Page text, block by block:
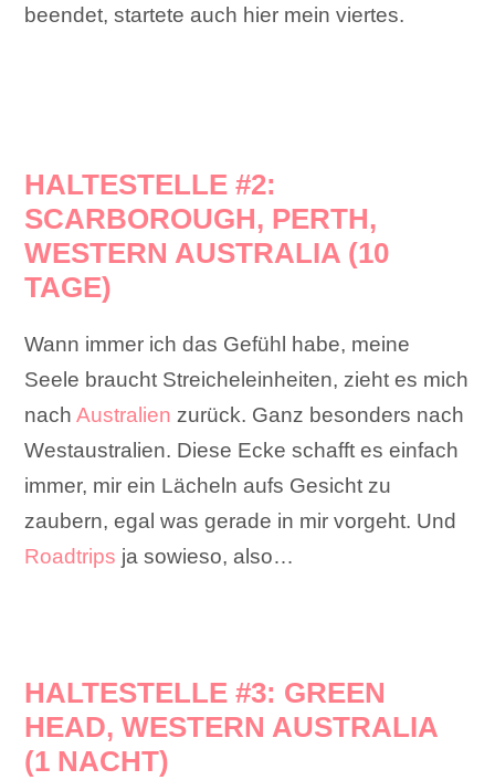
beendet, startete auch hier mein viertes.
HALTESTELLE #2:
SCARBOROUGH, PERTH,
WESTERN AUSTRALIA (10
TAGE)
Wann immer ich das Gefühl habe, meine
Seele braucht Streicheleinheiten, zieht es mich
nachAustralien zurück. Ganz besonders nach
Westaustralien. Diese Ecke schafft es einfach
immer, mir ein Lächeln aufs Gesicht zu
zaubern, egal was gerade in mir vorgeht. Und
Roadtrips ja sowieso, also…
HALTESTELLE #3: GREEN
HEAD, WESTERN AUSTRALIA
(1 NACHT)